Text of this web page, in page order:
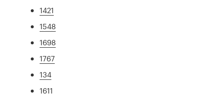
1421
1548
1698
1767
134
1611